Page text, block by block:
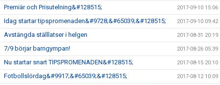
Premiär och Prisutelning&#128515; 2017-09-10 15:06
Idag startar tipspromenaden&#9728;&#65039;&#128515; 2017-09-10 09:42
Avstängda ställlatser i helgen 2017-08-31 20:19
7/9 börjar barngympan! 2017-08-26 05:39
Nu startar snart TIPSPROMENADEN&#128515; 2017-08-15 20:10
Fotbollslördag&#9917;&#65039;&#128515; 2017-08-12 10:09